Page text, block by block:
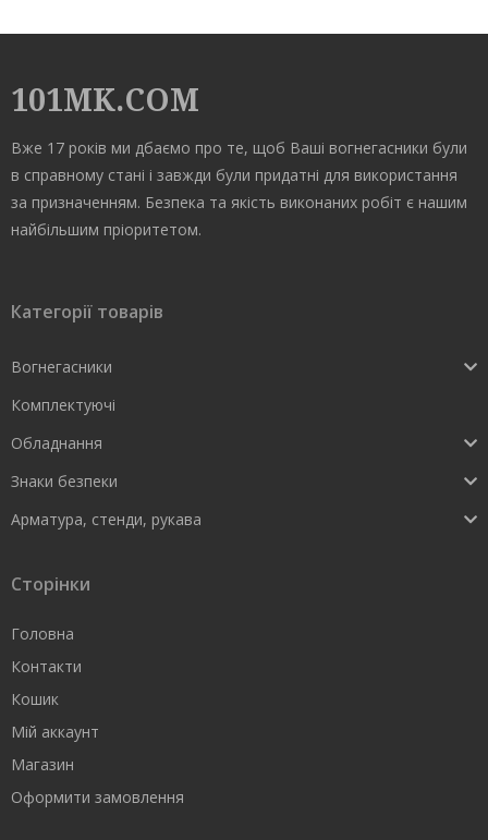
101MK.COM
Вже 17 років ми дбаємо про те, щоб Ваші вогнегасники були
в справному стані і завжди були придатні для використання
за призначенням. Безпека та якість виконаних робіт є нашим
найбільшим пріоритетом.
Категорії товарів
Вогнегасники
Комплектуючі
Обладнання
Знаки безпеки
Арматура, стенди, рукава
Сторінки
Головна
Контакти
Кошик
Мій аккаунт
Магазин
Оформити замовлення